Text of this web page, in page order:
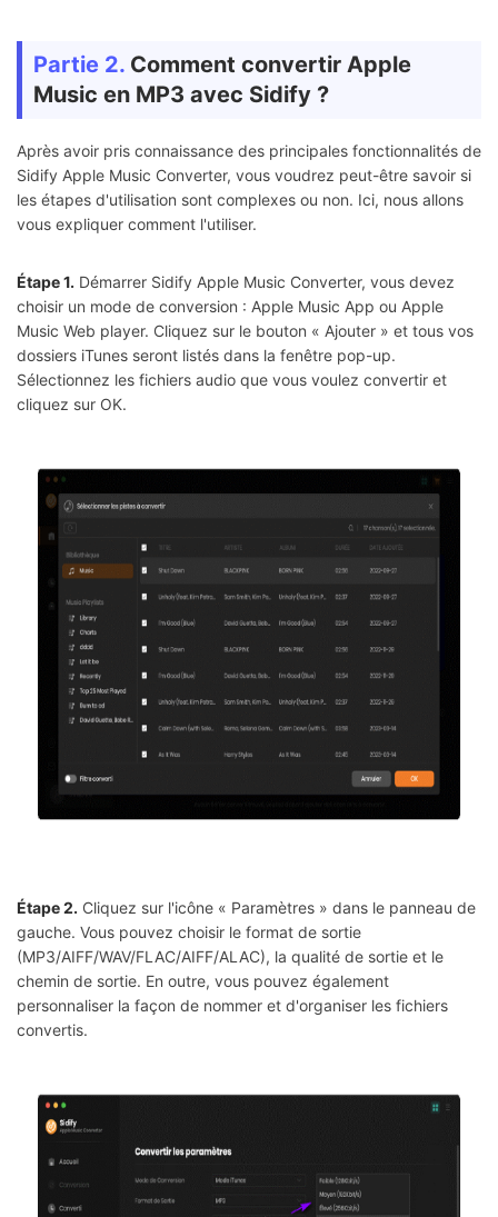
Partie 2. Comment convertir Apple
Music en MP3 avec Sidify ?
Après avoir pris connaissance des principales fonctionnalités de
Sidify Apple Music Converter, vous voudrez peut-être savoir si
les étapes d'utilisation sont complexes ou non. Ici, nous allons
vous expliquer comment l'utiliser.
Étape 1. Démarrer Sidify Apple Music Converter, vous devez
choisir un mode de conversion : Apple Music App ou Apple
Music Web player. Cliquez sur le bouton « Ajouter » et tous vos
dossiers iTunes seront listés dans la fenêtre pop-up.
Sélectionnez les fichiers audio que vous voulez convertir et
cliquez sur OK.
Étape 2. Cliquez sur l'icône « Paramètres » dans le panneau de
gauche. Vous pouvez choisir le format de sortie
(MP3/AIFF/WAV/FLAC/AIFF/ALAC), la qualité de sortie et le
chemin de sortie. En outre, vous pouvez également
personnaliser la façon de nommer et d'organiser les fichiers
convertis.